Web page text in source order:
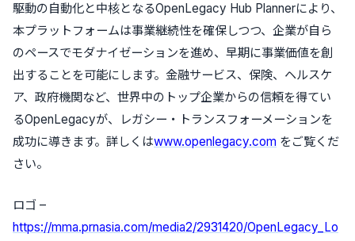
駆動の自動化と中核となるOpenLegacy Hub Plannerにより、
本プラットフォームは事業継続性を確保しつつ、企業が自ら
のペースでモダナイゼーションを進め、早期に事業価値を創
出することを可能にします。 金融サービス、保険、ヘルスケ
ア、政府機関など、世界中のトップ企業からの信頼を得てい
るOpenLegacyが、レガシー・トランスフォーメーションを
成功に導きます。詳しくはwww.openlegacy.com をご覧くだ
さい。
ロゴ –
https://mma.prnasia.com/media2/2931420/OpenLegacy_Lo